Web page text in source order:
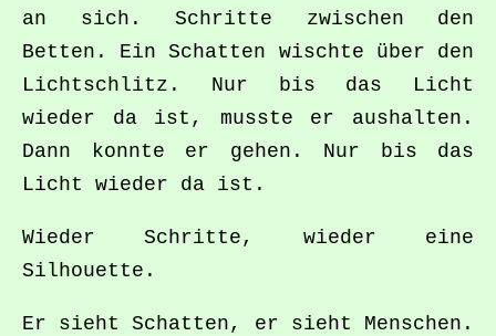
an sich. Schritte zwischen den
Betten. Ein Schatten wischte über den
Lichtschlitz. Nur bis das Licht
wieder da ist, musste er aushalten.
Dann konnte er gehen. Nur bis das
Licht wieder da ist.
Wieder Schritte, wieder eine
Silhouette.
Er sieht Schatten, er sieht Menschen.